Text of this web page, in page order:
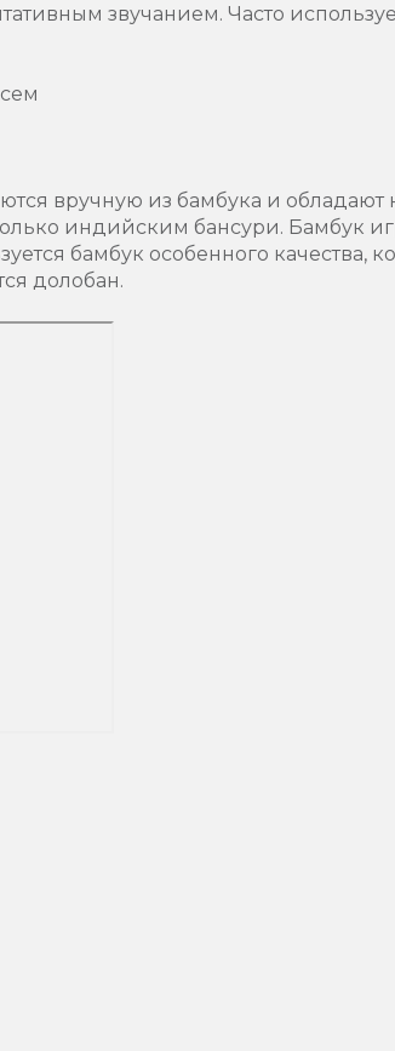
звучанием. Часто
вручную из бамбука и
индийским бансури. Бамбук
бамбук особенного качества,
долобан.